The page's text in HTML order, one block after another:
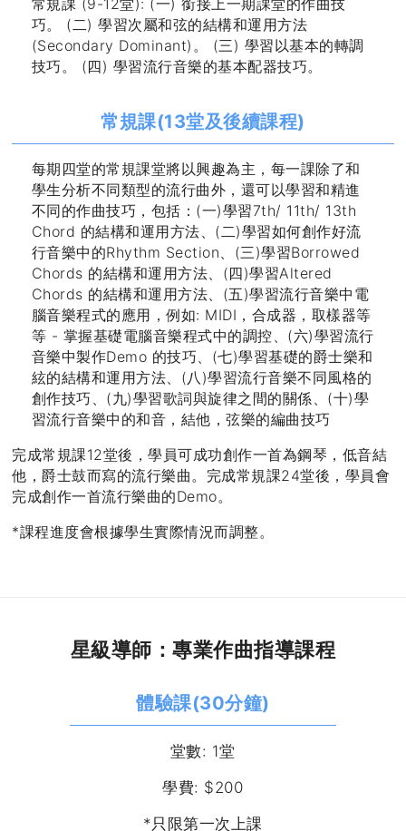
常規課 (9-12堂): (一) 銜接上一期課堂的作曲技
巧。 (二) 學習次屬和弦的結構和運用方法
(Secondary Dominant)。 (三) 學習以基本的轉調
技巧。 (四) 學習流行音樂的基本配器技巧。
常規課(13堂及後續課程)
每期四堂的常規課堂將以興趣為主，每一課除了和
學生分析不同類型的流行曲外，還可以學習和精進
不同的作曲技巧，包括：(一)學習7th/ 11th/ 13th
Chord 的結構和運用方法、(二)學習如何創作好流
行音樂中的Rhythm Section、(三)學習Borrowed
Chords 的結構和運用方法、(四)學習Altered
Chords 的結構和運用方法、(五)學習流行音樂中電
腦音樂程式的應用，例如: MIDI，合成器，取樣器等
等 - 掌握基礎電腦音樂程式中的調控、(六)學習流行
音樂中製作Demo 的技巧、(七)學習基礎的爵士樂和
絃的結構和運用方法、(八)學習流行音樂不同風格的
創作技巧、(九)學習歌詞與旋律之間的關係、(十)學
習流行音樂中的和音，結他，弦樂的編曲技巧
完成常規課12堂後，學員可成功創作一首為鋼琴，低音結
他，爵士鼓而寫的流行樂曲。完成常規課24堂後，學員會
完成創作一首流行樂曲的Demo。
*課程進度會根據學生實際情況而調整。
星級導師：專業作曲指導課程
體驗課(30分鐘)
堂數: 1堂
學費: $200
*只限第一次上課